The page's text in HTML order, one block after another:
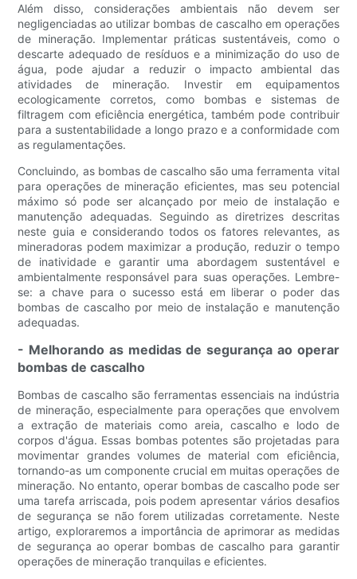
Além disso, considerações ambientais não devem ser
negligenciadas ao utilizar bombas de cascalho em operações
de mineração. Implementar práticas sustentáveis, como o
descarte adequado de resíduos e a minimização do uso de
água, pode ajudar a reduzir o impacto ambiental das
atividades de mineração. Investir em equipamentos
ecologicamente corretos, como bombas e sistemas de
filtragem com eficiência energética, também pode contribuir
para a sustentabilidade a longo prazo e a conformidade com
as regulamentações.
Concluindo, as bombas de cascalho são uma ferramenta vital
para operações de mineração eficientes, mas seu potencial
máximo só pode ser alcançado por meio de instalação e
manutenção adequadas. Seguindo as diretrizes descritas
neste guia e considerando todos os fatores relevantes, as
mineradoras podem maximizar a produção, reduzir o tempo
de inatividade e garantir uma abordagem sustentável e
ambientalmente responsável para suas operações. Lembre-
se: a chave para o sucesso está em liberar o poder das
bombas de cascalho por meio de instalação e manutenção
adequadas.
- Melhorando as medidas de segurança ao operar
bombas de cascalho
Bombas de cascalho são ferramentas essenciais na indústria
de mineração, especialmente para operações que envolvem
a extração de materiais como areia, cascalho e lodo de
corpos d'água. Essas bombas potentes são projetadas para
movimentar grandes volumes de material com eficiência,
tornando-as um componente crucial em muitas operações de
mineração. No entanto, operar bombas de cascalho pode ser
uma tarefa arriscada, pois podem apresentar vários desafios
de segurança se não forem utilizadas corretamente. Neste
artigo, exploraremos a importância de aprimorar as medidas
de segurança ao operar bombas de cascalho para garantir
operações de mineração tranquilas e eficientes.